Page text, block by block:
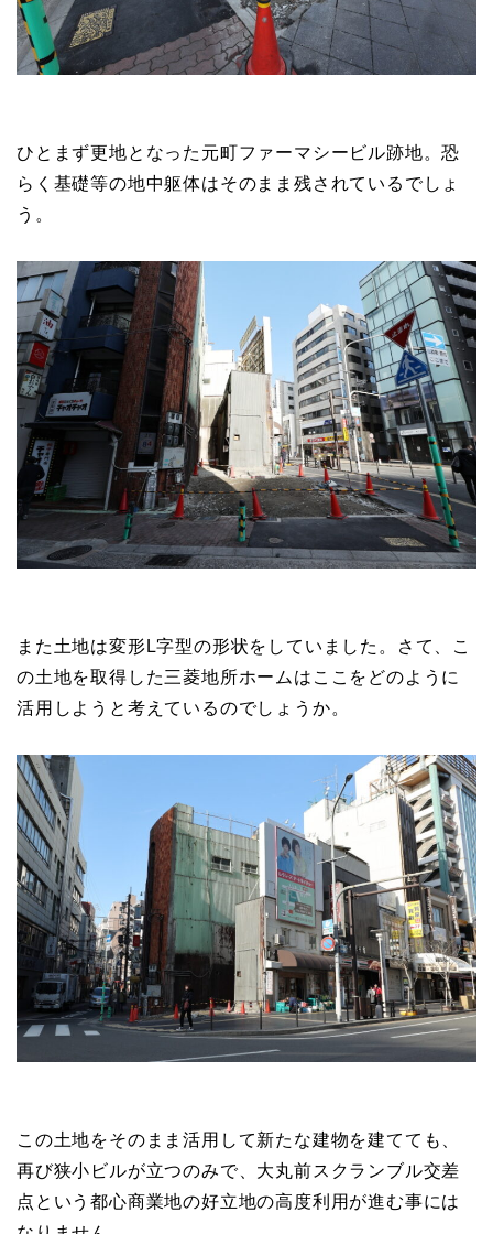
ひとまず更地となった元町ファーマシービル跡地。恐
らく基礎等の地中躯体はそのまま残されているでしょ
う。
また土地は変形L字型の形状をしていました。さて、こ
の土地を取得した三菱地所ホームはここをどのように
活用しようと考えているのでしょうか。
この土地をそのまま活用して新たな建物を建てても、
再び狭小ビルが立つのみで、大丸前スクランブル交差
点という都心商業地の好立地の高度利用が進む事には